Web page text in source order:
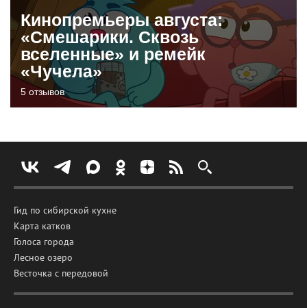
Кинопремьеры августа:
«Смешарики. Сквозь
вселенные» и ремейк
«Чучела»
5 отзывов
Гид по сибирской кухне
Карта катков
Голоса города
Лесное озеро
Весточка с передовой